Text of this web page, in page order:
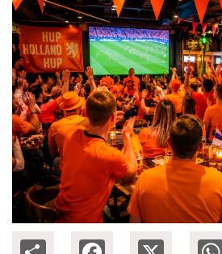
Columns
Groots ondernemen
Facebook